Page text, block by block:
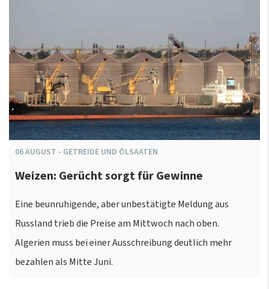
06AUGUST - GETREIDE UND ÖLSAATEN
Weizen: Gerücht sorgt für Gewinne
Eine beunruhigende, aber unbestätigte Meldung aus
Russland trieb die Preise am Mittwoch nach oben.
Algerien muss bei einer Ausschreibung deutlich mehr
bezahlen als Mitte Juni.